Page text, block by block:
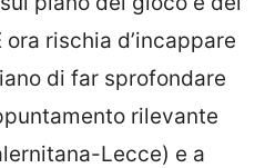
rischia d’incappare
di far sprofondare
rilevante
Lecce) e a